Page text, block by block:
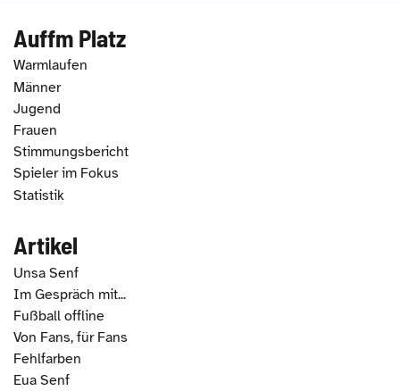
Auffm Platz
Warmlaufen
Männer
Jugend
Frauen
Stimmungsbericht
Spieler im Fokus
Statistik
Artikel
Unsa Senf
Im Gespräch mit...
Fußball offline
Von Fans, für Fans
Fehlfarben
Eua Senf